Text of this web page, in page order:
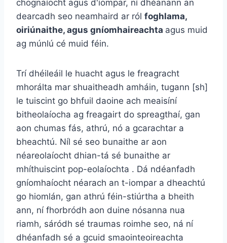
chognaíocht agus d'iompar, ní dhéanann an
dearcadh seo neamhaird ar ról foghlama,
oiriúnaithe, agus gníomhaireachta agus muid
ag múnlú cé muid féin.
Trí dhéileáil le huacht agus le freagracht
mhorálta mar shuaitheadh ​​amháin, tugann [sh]
le tuiscint go bhfuil daoine ach meaisíní
bitheolaíocha ag freagairt do spreagthaí, gan
aon chumas fás, athrú, nó a gcarachtar a
bheachtú. Níl sé seo bunaithe ar aon
néareolaíocht dhian-tá sé bunaithe ar
mhíthuiscint pop-eolaíochta . Dá ndéanfadh
gníomhaíocht néarach an t-iompar a dheachtú
go hiomlán, gan athrú féin-stiúrtha a bheith
ann, ní fhorbródh aon duine nósanna nua
riamh, sáródh sé traumas roimhe seo, ná ní
dhéanfadh sé a gcuid smaointeoireachta